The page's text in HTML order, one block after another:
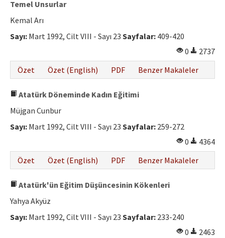
Temel Unsurlar
Kemal Arı
Sayı: Mart 1992, Cilt VIII - Sayı 23 Sayfalar: 409-420
0
2737
Özet
Özet (English) PDF Benzer Makaleler
Atatürk Döneminde Kadın Eğitimi
Müjgan Cunbur
Sayı: Mart 1992, Cilt VIII - Sayı 23 Sayfalar: 259-272
0
4364
Özet
Özet (English) PDF Benzer Makaleler
Atatürk'ün Eğitim Düşüncesinin Kökenleri
Yahya Akyüz
Sayı: Mart 1992, Cilt VIII - Sayı 23 Sayfalar: 233-240
0
2463